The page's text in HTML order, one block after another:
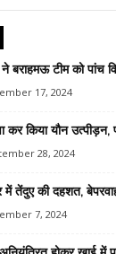
टीम को पांच
17, 2024
कर किया यौन उत्पीड़न,
28, 2024
तेंदुए की दहशत, बेपरवाह
7, 2024